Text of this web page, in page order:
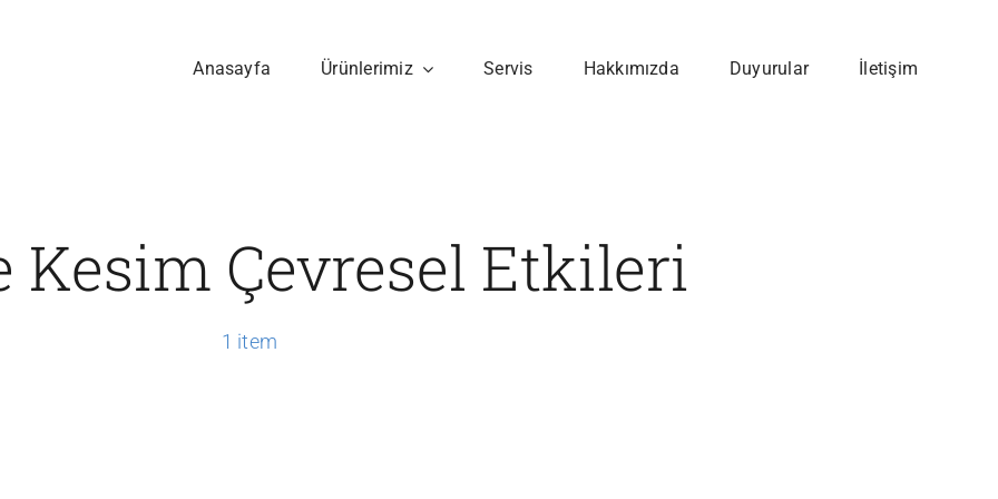
Anasayfa Ürünlerimiz Servis Hakkımızda Duyurular İletişim
Kesim Çevresel Etkileri
1 item